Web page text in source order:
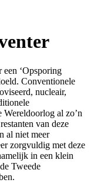
‘Opsporing
Conventionele
nucleair,
Wereldoorlog al zo’n
van deze
al niet meer
zorgvuldig met deze
in een klein
Tweede